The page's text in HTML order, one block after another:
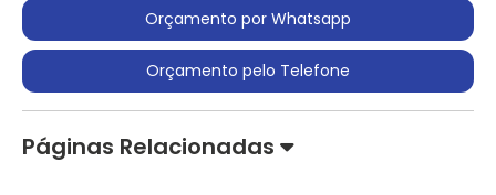
Orçamento por Whatsapp
Orçamento pelo Telefone
Páginas Relacionadas